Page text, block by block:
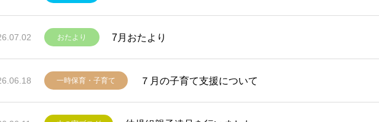
おたより 7月おたより
一時保育・子育て ７月の子育て支援について